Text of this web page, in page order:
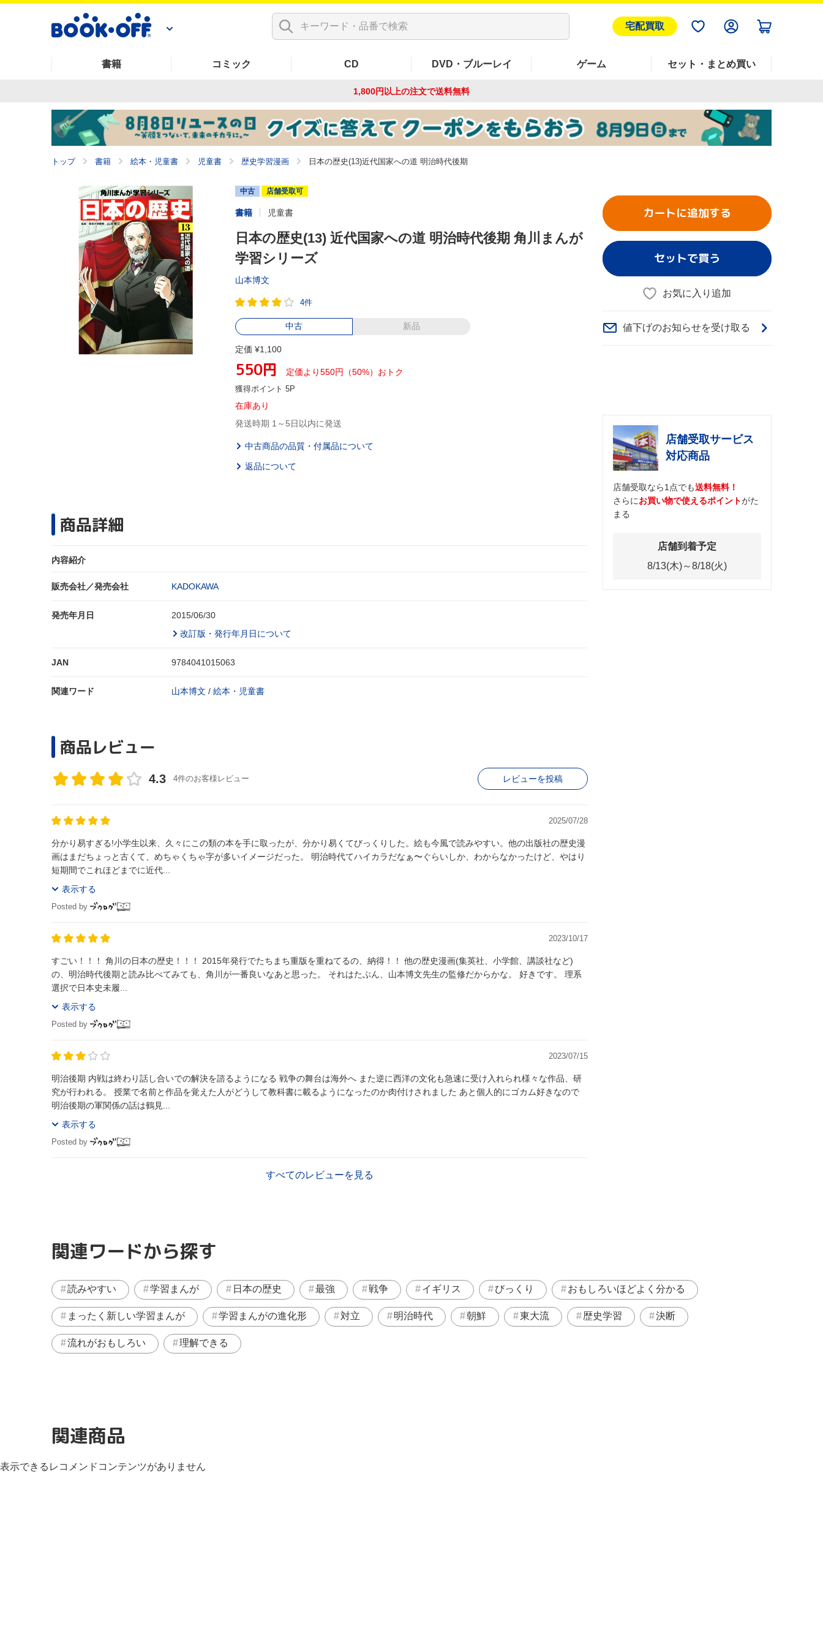
宅配買取
書籍 コミック CD DVD・ブルーレイ ゲーム セット・まとめ買い
1,800円以上の注文で送料無料
トップ 書籍 絵本・児童書 児童書 歴史学習漫画 日本の歴史(13)近代国家への道 明治時代後期
中古 店舗受取可
書籍 児童書
日本の歴史(13) 近代国家への道 明治時代後期 角川まんが
学習シリーズ
山本博文
4件
中古 新品
定価 ¥1,100
550円 定価より550円（50%）おトク
獲得ポイント 5P
在庫あり
発送時期 1～5日以内に発送
中古商品の品質・付属品について
返品について
商品詳細
内容紹介
販売会社／発売会社 KADOKAWA
発売年月日
2015/06/30
改訂版・発行年月日について
JAN 9784041015063
関連ワード 山本博文 / 絵本・児童書
カートに追加する
セットで買う
お気に入り追加
値下げのお知らせを受け取る
店舗受取サービス
対応商品
店舗受取なら1点でも送料無料！
さらにお買い物で使えるポイントがた
まる
店舗到着予定
8/13(木)～8/18(火)
商品レビュー
4.3 4件のお客様レビュー レビューを投稿
2025/07/28
分かり易すぎる!小学生以来、久々にこの類の本を手に取ったが、分かり易くてびっくりした。絵も今風で読みやすい。他の出版社の歴史漫
画はまだちょっと古くて、めちゃくちゃ字が多いイメージだった。 明治時代てハイカラだなぁ〜ぐらいしか、わからなかったけど、やはり
短期間でこれほどまでに近代...
表示する
Posted by
2023/10/17
すごい！！！ 角川の日本の歴史！！！ 2015年発行でたちまち重版を重ねてるの、納得！！ 他の歴史漫画(集英社、小学館、講談社など)
の、明治時代後期と読み比べてみても、角川が一番良いなあと思った。 それはたぶん、山本博文先生の監修だからかな。 好きです。 理系
選択で日本史未履...
表示する
Posted by
2023/07/15
明治後期 内戦は終わり話し合いでの解決を諮るようになる 戦争の舞台は海外へ また逆に西洋の文化も急速に受け入れられ様々な作品、研
究が行われる。 授業で名前と作品を覚えた人がどうして教科書に載るようになったのか肉付けされました あと個人的にゴカム好きなので
明治後期の軍関係の話は鶴見...
表示する
Posted by
すべてのレビューを見る
関連ワードから探す
読みやすい 学習まんが 日本の歴史 最強 戦争 イギリス びっくり おもしろいほどよく分かる
まったく新しい学習まんが 学習まんがの進化形 対立 明治時代 朝鮮 東大流 歴史学習 決断
流れがおもしろい 理解できる
関連商品
表示できるレコメンドコンテンツがありません